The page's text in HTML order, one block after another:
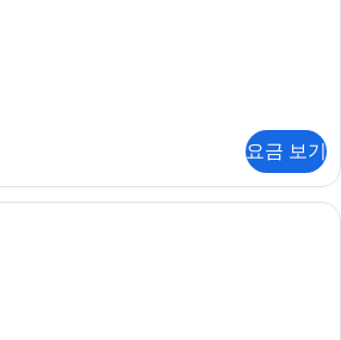
요금 보기